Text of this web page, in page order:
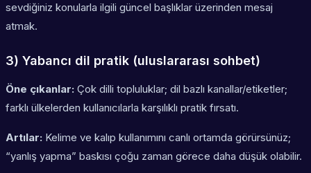
sevdiğiniz konularla ilgili güncel başlıklar üzerinden mesaj
atmak.
3) Yabancı dil pratik (uluslararası sohbet)
Öne çıkanlar: Çok dilli topluluklar; dil bazlı kanallar/etiketler;
farklı ülkelerden kullanıcılarla karşılıklı pratik fırsatı.
Artılar: Kelime ve kalıp kullanımını canlı ortamda görürsünüz;
“yanlış yapma” baskısı çoğu zaman görece daha düşük olabilir.